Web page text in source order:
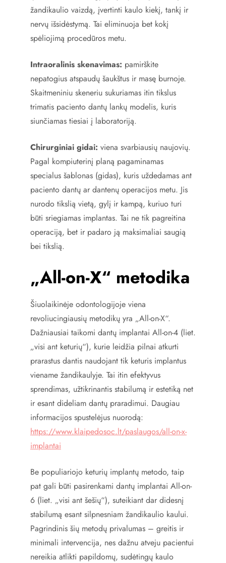
žandikaulio vaizdą, įvertinti kaulo kiekį, tankį ir
nervų išsidėstymą. Tai eliminuoja bet kokį
spėliojimą procedūros metu.
Intraoralinis skenavimas: pamirškite
nepatogius atspaudų šaukštus ir masę burnoje.
Skaitmeniniu skeneriu sukuriamas itin tikslus
trimatis paciento dantų lankų modelis, kuris
siunčiamas tiesiai į laboratoriją.
Chirurginiai gidai: viena svarbiausių naujovių.
Pagal kompiuterinį planą pagaminamas
specialus šablonas (gidas), kuris uždedamas ant
paciento dantų ar dantenų operacijos metu. Jis
nurodo tikslią vietą, gylį ir kampą, kuriuo turi
būti sriegiamas implantas. Tai ne tik pagreitina
operaciją, bet ir padaro ją maksimaliai saugią
bei tikslią.
„All-on-X“ metodika
Šiuolaikinėje odontologijoje viena
revoliucingiausių metodikų yra „All-on-X“.
Dažniausiai taikomi dantų implantai All-on-4 (liet.
„visi ant keturių“), kurie leidžia pilnai atkurti
prarastus dantis naudojant tik keturis implantus
viename žandikaulyje. Tai itin efektyvus
sprendimas, užtikrinantis stabilumą ir estetiką net
ir esant dideliam dantų praradimui. Daugiau
informacijos spustelėjus nuorodą:
https://www.klaipedosoc.lt/paslaugos/all-on-x-
implantai
Be populiariojo keturių implantų metodo, taip
pat gali būti pasirenkami dantų implantai All-on-
6 (liet. „visi ant šešių“), suteikiant dar didesnį
stabilumą esant silpnesniam žandikaulio kaului.
Pagrindinis šių metodų privalumas – greitis ir
minimali intervencija, nes dažnu atveju pacientui
nereikia atlikti papildomų, sudėtingų kaulo